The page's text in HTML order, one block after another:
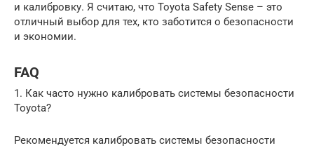
и калибровку. Я считаю, что Toyota Safety Sense – это
отличный выбор для тех, кто заботится о безопасности
и экономии.
FAQ
1. Как часто нужно калибровать системы безопасности
Toyota?
Рекомендуется калибровать системы безопасности